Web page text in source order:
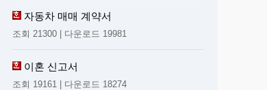
자동차 매매 계약서
조회 21300 | 다운로드 19981
이혼 신고서
조회 19161 | 다운로드 18274